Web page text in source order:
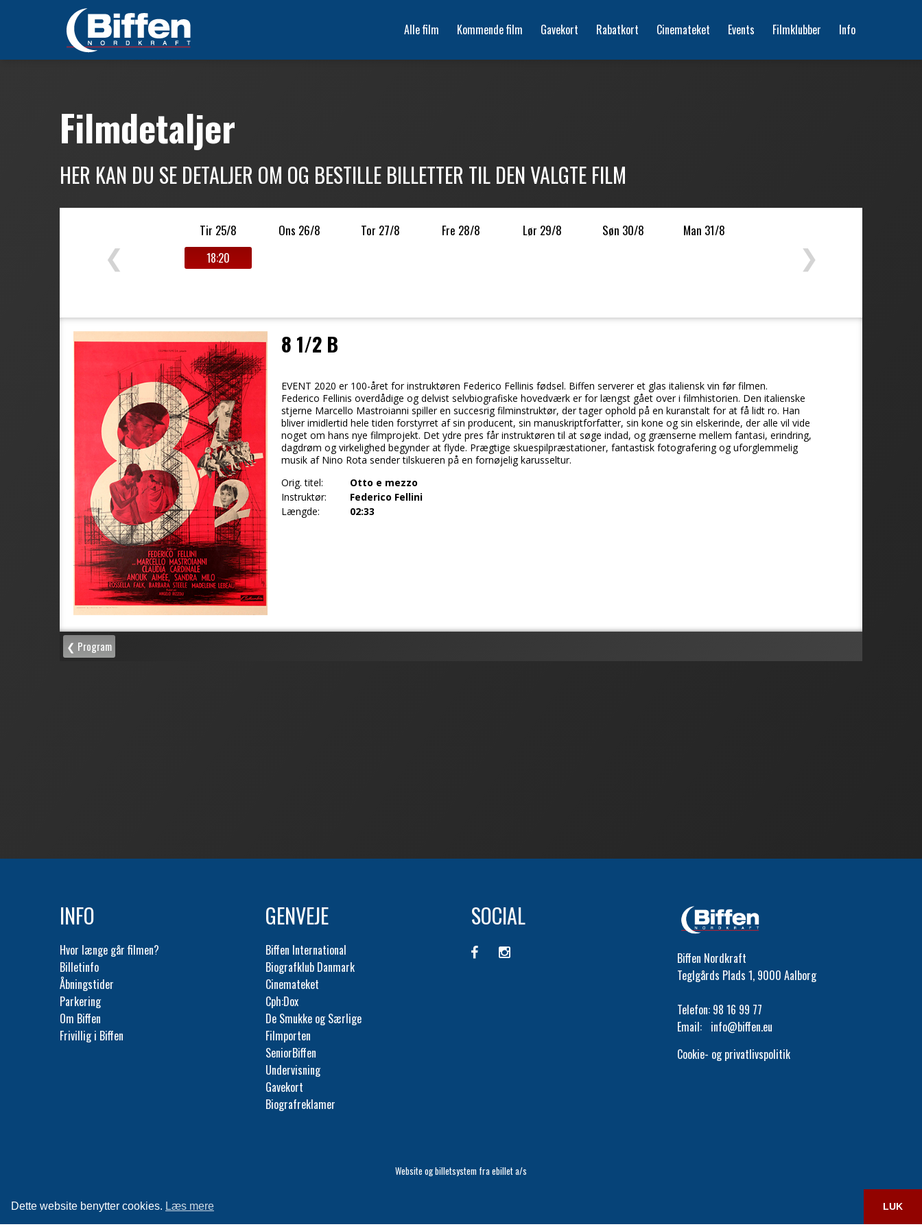
Dette website benytter cookies. Læs mere LUK
Alle film Kommende film Gavekort Rabatkort Cinemateket Events Filmklubber Info
INFO
Hvor længe går filmen?
Billetinfo
Åbningstider
Parkering
Om Biffen
Frivillig i Biffen
GENVEJE
Biffen International
Biografklub Danmark
Cinemateket
Cph:Dox
De Smukke og Særlige
Filmporten
SeniorBiffen
Undervisning
Gavekort
Biografreklamer
SOCIAL
Biffen Nordkraft
Teglgårds Plads 1, 9000 Aalborg
Telefon: 98 16 99 77
Email: info@biffen.eu
Cookie- og privatlivspolitik
Website og billetsystem fra ebillet a/s